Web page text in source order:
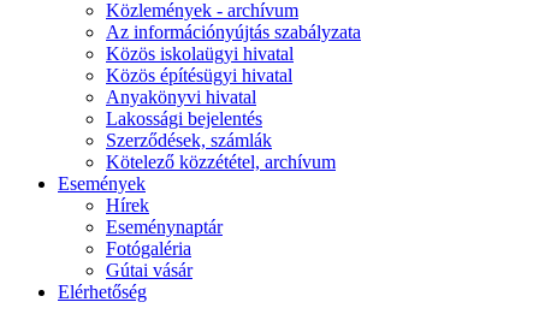
Közlemények - archívum
Az információnyújtás szabályzata
Közös iskolaügyi hivatal
Közös építésügyi hivatal
Anyakönyvi hivatal
Lakossági bejelentés
Szerződések, számlák
Kötelező közzététel, archívum
Események
Hírek
Eseménynaptár
Fotógaléria
Gútai vásár
Elérhetőség